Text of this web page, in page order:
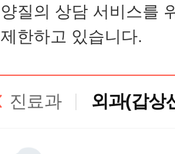
1:1전문의상담
산과 카카오톡 상담
양질의 상담 서비스를
제한하고 있습니다.
진료과 외과(갑상